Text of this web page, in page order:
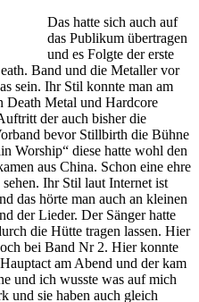
Das hatte sich auch auf
das Publikum übertragen
und es Folgte der erste
Band und die Metaller vor
sein. Ihr Stil konnte man am
Death Metal und Hardcore
der auch bisher die
bevor Stillbirth die Bühne
Worship“ diese hatte wohl den
aus China. Schon eine ehre
Ihr Stil laut Internet ist
das hörte man auch an kleinen
der Lieder. Der Sänger hatte
die Hütte tragen lassen. Hier
bei Band Nr 2. Hier konnte
am Abend und der kam
und ich wusste was auf mich
und sie haben auch gleich